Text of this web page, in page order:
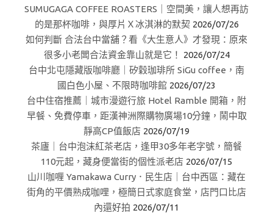
SUMUGAGA COFFEE ROASTERS｜空間美，讓人想再訪
的是那杯咖啡，與厚片Ｘ冰淇淋的默契 2026/07/26
如何判斷 合法台中當舖？看《大生意人》才發現：原來
很多小老闆合法資金靠山就是它！
2026/07/24
台中北屯隱藏版咖啡廳｜矽穀珈琲所 SiGu coffee，南
國白色小屋、不限時咖啡館 2026/07/23
台中住宿推薦｜城市漫遊行旅 Hotel Ramble 開箱，附
早餐、免費停車，距漢神洲際購物廣場10分鐘，鬧中取
靜高CP值飯店 2026/07/19
茶廬｜台中泡沫紅茶老店，逢甲30多年老字號，簡餐
110元起，藏身便當街的個性派老店 2026/07/15
山川咖喱 Yamakawa Curry．民生店｜台中西區：藏在
街角的平價熟成咖哩，極簡日式家庭食堂，店門口比店
內還好拍 2026/07/11